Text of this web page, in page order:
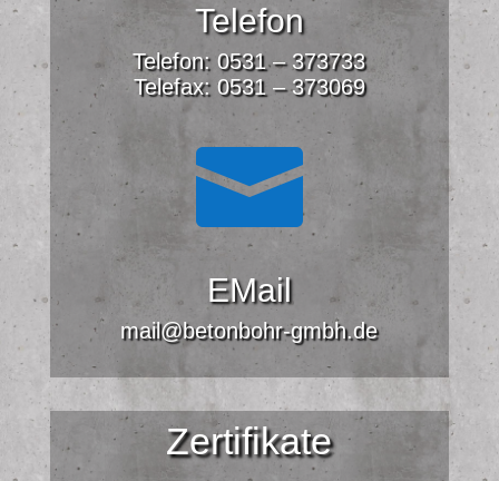
Telefon
Telefon: 0531 – 373733
Telefax: 0531 – 373069

EMail
mail@betonbohr-gmbh.de
Zertifikate